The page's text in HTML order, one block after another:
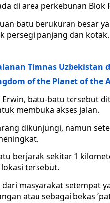
di area perkebunan
batu berukuran besar
persegi panjang dan kotak.
Timnas Uzbekistan
of the Planet of the
batu-batu tersebut
membuka akses jalan.
dikunjungi, namun
berjarak sekitar 1
tersebut.
masyarakat setempat
atau sebagai bekas